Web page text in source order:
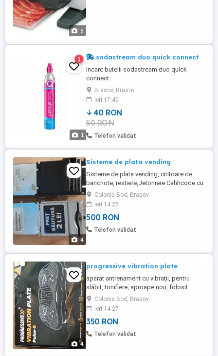
5
1
1 sodastream duo quick connect
incarc butelii sodastream duo quick
connect
Brasov, Brasov
ieri 17:40
40 RON
50 RON
Telefon validat
4
Sisteme de plata vending
Sisteme de plata vending, cititoare de
bancnote, restiere,Jetoniere Cahhcode cu
si fără impachetator Bv100 cu interfață
24v paralel Curenza Rm5 Adaptor vertical
Jetoniera Toate necesita revizie, dar sunt
funcționale Preț în funcție de model și
cantitate
Colonia Bod, Brasov
ieri 14:27
500 RON
Telefon validat
4
progressive vibration plate
aparat antrenament cu vibrații, pentru
slăbit, tonifiere, aproape nou, folosit
foarte puțin Descoperiti Vibration Plate -
Partenerul suprem pentru un antrenament
eficient si care economiseste timp. Doar
10 minute pe zi sunt suficiente pentru a
activa si intari fiecare grupa musculara.
Colonia Bod, Brasov
ieri 14:27
350 RON
Telefon validat